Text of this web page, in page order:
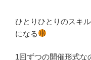
ひとりひとりのスキ
になる
1回ずつの開催形式な